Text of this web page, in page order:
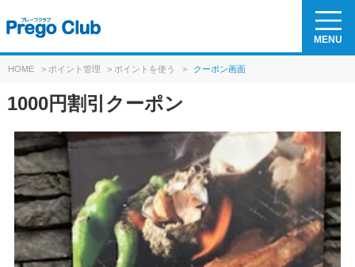
MENU
HOME > ポイント管理 > ポイントを使う > クーポン画面
1000円割引クーポン